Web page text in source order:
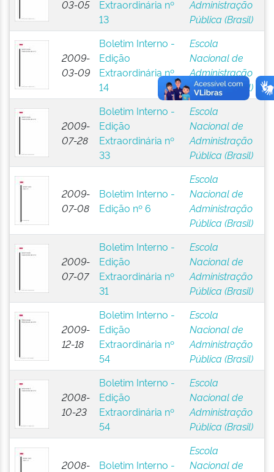
03-05
Extraordinária nº
13
Administração
Pública (Brasil)
2009-
03-09
Boletim Interno -
Edição
Extraordinária nº
14
Escola
Nacional de
Administração
Pública (Brasil)
2009-
07-28
Boletim Interno -
Edição
Extraordinária nº
33
Escola
Nacional de
Administração
Pública (Brasil)
2009-
07-08
Boletim Interno -
Edição nº 6
Escola
Nacional de
Administração
Pública (Brasil)
2009-
07-07
Boletim Interno -
Edição
Extraordinária nº
31
Escola
Nacional de
Administração
Pública (Brasil)
2009-
12-18
Boletim Interno -
Edição
Extraordinária nº
54
Escola
Nacional de
Administração
Pública (Brasil)
2008-
10-23
Boletim Interno -
Edição
Extraordinária nº
54
Escola
Nacional de
Administração
Pública (Brasil)
2008-
Boletim Interno -
Escola
Nacional de